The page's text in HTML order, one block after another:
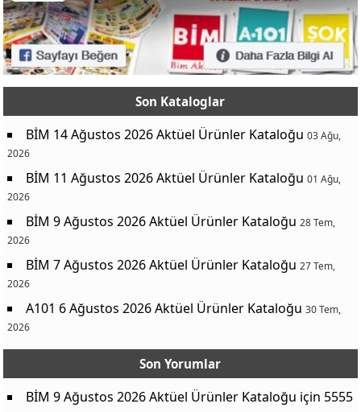
Son Kataloglar
BİM 14 Ağustos 2026 Aktüel Ürünler Kataloğu 03 Ağu,
2026
BİM 11 Ağustos 2026 Aktüel Ürünler Kataloğu 01 Ağu,
2026
BİM 9 Ağustos 2026 Aktüel Ürünler Kataloğu 28 Tem,
2026
BİM 7 Ağustos 2026 Aktüel Ürünler Kataloğu 27 Tem,
2026
A101 6 Ağustos 2026 Aktüel Ürünler Kataloğu 30 Tem,
2026
Son Yorumlar
BİM 9 Ağustos 2026 Aktüel Ürünler Kataloğu için 5555